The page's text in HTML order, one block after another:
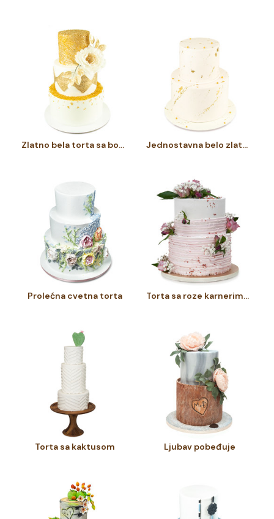
Zlatno bela torta sa bozurom Jednostavna belo zlatna torta
Prolećna cvetna torta Torta sa roze karnerima i nežno roze ružama
Torta sa kaktusom Ljubav pobeđuje